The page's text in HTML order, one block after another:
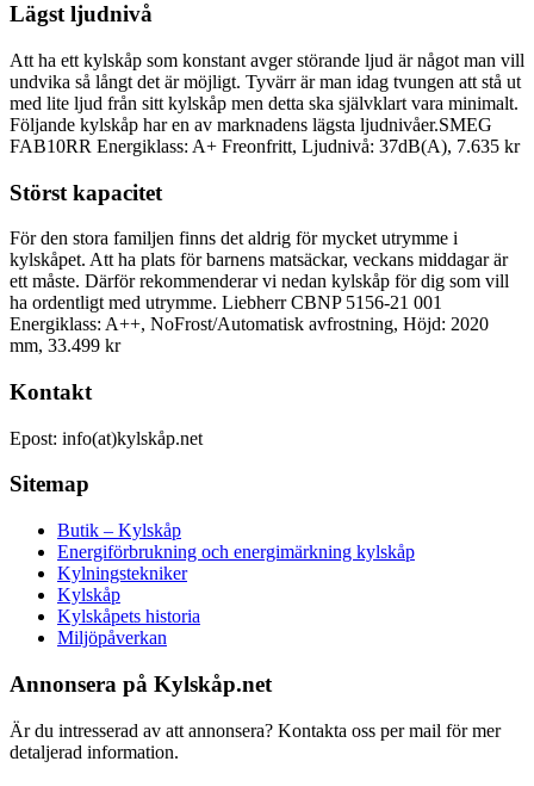
Lägst ljudnivå
Att ha ett kylskåp som konstant avger störande ljud är något man vill
undvika så långt det är möjligt. Tyvärr är man idag tvungen att stå ut
med lite ljud från sitt kylskåp men detta ska självklart vara minimalt.
Följande kylskåp har en av marknadens lägsta ljudnivåer.SMEG
FAB10RR Energiklass: A+ Freonfritt, Ljudnivå: 37dB(A), 7.635 kr
Störst kapacitet
För den stora familjen finns det aldrig för mycket utrymme i
kylskåpet. Att ha plats för barnens matsäckar, veckans middagar är
ett måste. Därför rekommenderar vi nedan kylskåp för dig som vill
ha ordentligt med utrymme. Liebherr CBNP 5156-21 001
Energiklass: A++, NoFrost/Automatisk avfrostning, Höjd: 2020
mm, 33.499 kr
Kontakt
Epost: info(at)kylskåp.net
Sitemap
Butik – Kylskåp
Energiförbrukning och energimärkning kylskåp
Kylningstekniker
Kylskåp
Kylskåpets historia
Miljöpåverkan
Annonsera på Kylskåp.net
Är du intresserad av att annonsera? Kontakta oss per mail för mer
detaljerad information.